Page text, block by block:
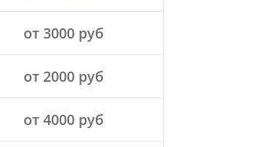
от 3000 руб
от 2000 руб
от 4000 руб